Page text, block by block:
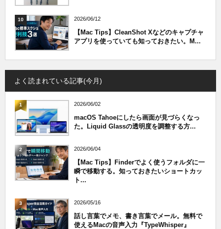
10 2026/06/12
【Mac Tips】CleanShot Xなどのキャプチャ
アプリを使っていても知っておきたい。M...
よく読まれている記事(今月)
1 2026/06/02
macOS Tahoeにしたら画面が見づらくなっ
た。Liquid Glassの透明度を調整する方...
2 2026/06/04
【Mac Tips】Finderでよく使うフォルダに一
瞬で移動する。知っておきたいショートカッ
ト...
3 2026/05/16
話し言葉でメモ、書き言葉でメール。無料で
使えるMacの音声入力『TypeWhisper』